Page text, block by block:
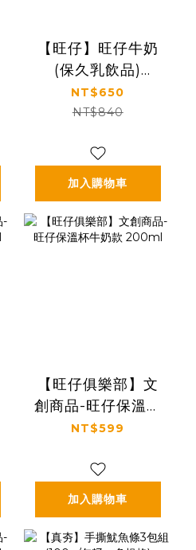
【旺仔】旺仔牛奶
(保久乳飲品)
245ml x24罐
NT$650
NT$840
加入購物車
【旺仔俱樂部】文
創商品-旺仔保溫杯
牛奶款 200ml
NT$599
加入購物車